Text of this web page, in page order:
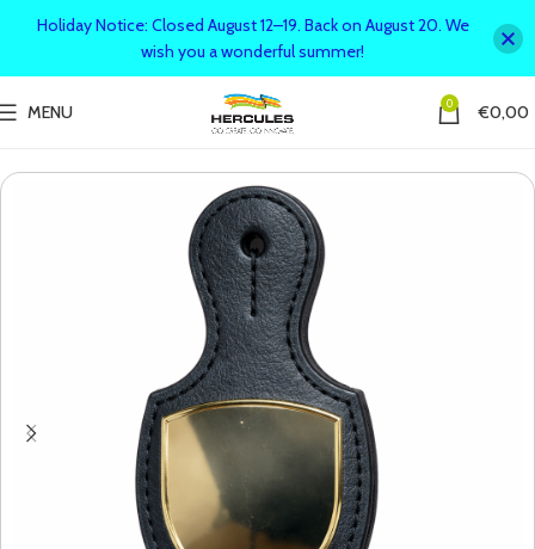
MENU 0 €0,00
Holiday Notice: Closed August 12–19. Back on August 20. We
wish you a wonderful summer!